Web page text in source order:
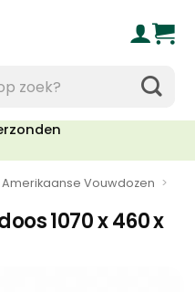
Amerikaanse Vouwdozen >
1070 x 460 x